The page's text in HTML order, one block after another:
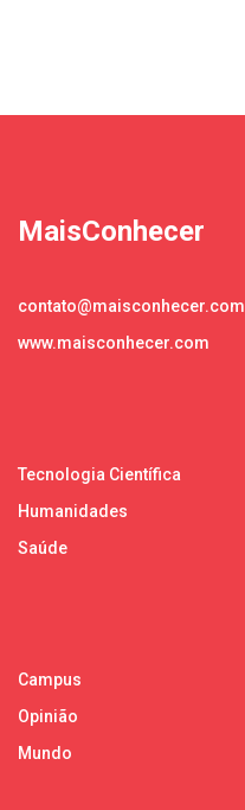
MaisConhecer
contato@maisconhecer.com
www.maisconhecer.com
Tecnologia Científica
Humanidades
Saúde
Campus
Opinião
Mundo